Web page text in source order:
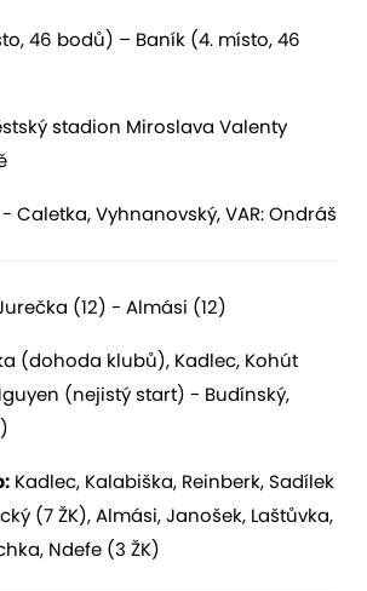
46 bodů) – Baník (4. místo, 46
stadion Miroslava Valenty
Caletka, Vyhnanovský, VAR: Ondráš
(12) - Almási (12)
(dohoda klubů), Kadlec, Kohút
(nejistý start) - Budínský,
Kadlec, Kalabiška, Reinberk, Sadílek
(7 ŽK), Almási, Janošek, Laštůvka,
Ndefe (3 ŽK)